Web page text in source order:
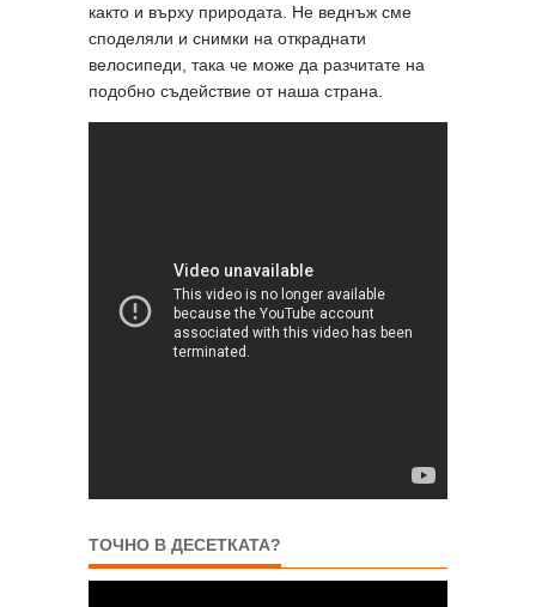
както и върху природата. Не веднъж сме
споделяли и снимки на откраднати
велосипеди, така че може да разчитате на
подобно съдействие от наша страна.
ТОЧНО В ДЕСЕТКАТА?